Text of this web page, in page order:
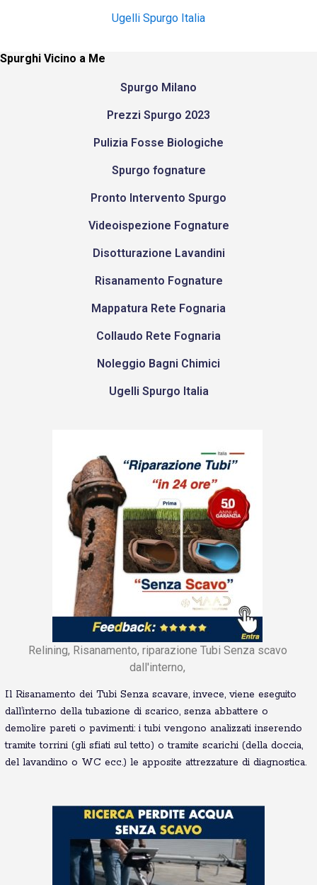
Ugelli Spurgo Italia
Spurghi Vicino a Me
Spurgo Milano
Prezzi Spurgo 2023
Pulizia Fosse Biologiche
Spurgo fognature
Pronto Intervento Spurgo
Videoispezione Fognature
Disotturazione Lavandini
Risanamento Fognature
Mappatura Rete Fognaria
Collaudo Rete Fognaria
Noleggio Bagni Chimici
Ugelli Spurgo Italia
Relining, Risanamento, riparazione Tubi Senza scavo
dall'interno,
Il Risanamento dei Tubi Senza scavare, invece, viene eseguito
dall’interno della tubazione di scarico, senza abbattere o
demolire pareti o pavimenti: i tubi vengono analizzati inserendo
tramite torrini (gli sfiati sul tetto) o tramite scarichi (della doccia,
del lavandino o WC ecc.) le apposite attrezzature di diagnostica.